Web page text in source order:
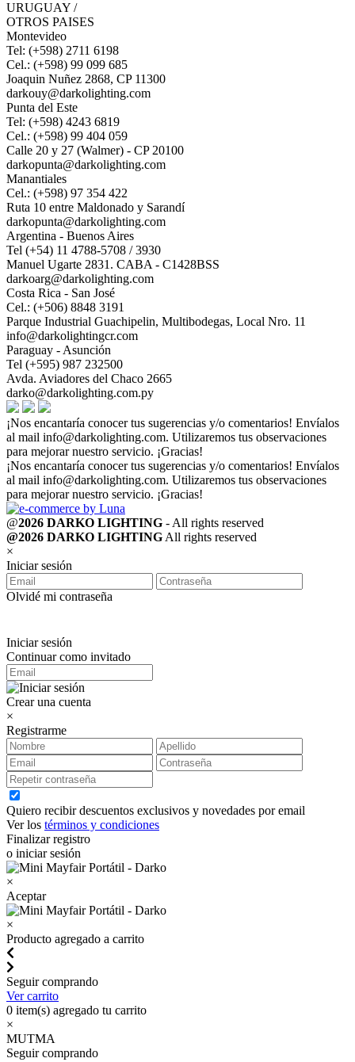
URUGUAY /
OTROS PAISES
Montevideo
Tel: (+598) 2711 6198
Cel.: (+598) 99 099 685
Joaquin Nuñez 2868, CP 11300
darkouy@darkolighting.com
Punta del Este
Tel: (+598) 4243 6819
Cel.: (+598) 99 404 059
Calle 20 y 27 (Walmer) - CP 20100
darkopunta@darkolighting.com
Manantiales
Cel.: (+598) 97 354 422
Ruta 10 entre Maldonado y Sarandí
darkopunta@darkolighting.com
Argentina - Buenos Aires
Tel (+54) 11 4788-5708 / 3930
Manuel Ugarte 2831. CABA - C1428BSS
darkoarg@darkolighting.com
Costa Rica - San José
Cel.: (+506) 8848 3191
Parque Industrial Guachipelin, Multibodegas, Local Nro. 11
info@darkolightingcr.com
Paraguay - Asunción
Tel (+595) 987 232500
Avda. Aviadores del Chaco 2665
darko@darkolighting.com.py
¡Nos encantaría conocer tus sugerencias y/o comentarios! Envíalos
al mail info@darkolighting.com. Utilizaremos tus observaciones
para mejorar nuestro servicio. ¡Gracias!
¡Nos encantaría conocer tus sugerencias y/o comentarios! Envíalos
al mail info@darkolighting.com. Utilizaremos tus observaciones
para mejorar nuestro servicio. ¡Gracias!
@2026 DARKO LIGHTING - All rights reserved
@2026 DARKO LIGHTINGAll rights reserved
×
Iniciar sesión
Olvidé mi contraseña
Iniciar sesión
Continuar como invitado
Crear una cuenta
×
Registrarme
Quiero recibir descuentos exclusivos y novedades por email
Ver los términos y condiciones
Finalizar registro
o iniciar sesión
×
Aceptar
×
Producto agregado a carrito
Seguir comprando
Ver carrito
0 item(s) agregado tu carrito
×
MUTMA
Seguir comprando